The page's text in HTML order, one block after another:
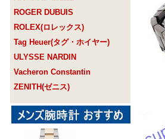
ROGER DUBUIS
ROLEX(ロレックス)
Tag Heuer(タグ・ホイヤー)
ULYSSE NARDIN
Vacheron Constantin
ZENITH(ゼニス)